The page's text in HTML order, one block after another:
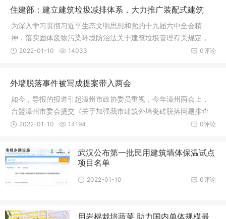
住建部：建立建筑垃圾减排体系，大力推广装配式建筑
为深入学习贯彻习近平生态文明思想和党的十九届六中全会精
神，落实固体废物污染环境防治法关于建筑垃圾管理有关规定，
总结交流35
0评论
2022-01-10 14033
外墙脱落事件被写成提案带入两会
如今，导报的报道引起漳州市政协委员重视，今年漳州两会上，
台盟漳州市委会提交《关于加强我市建筑外墙瓷砖脱落问题排查
建议》，建议加强对建筑物的“安全体检”，并成立专门的监督机构
0评论
2022-01-10 14194
武汉公布第一批民用建筑墙体保温试点
项目名单
0评论
2022-01-10
用岩棉栽培蔬菜 助力国内单体规模最